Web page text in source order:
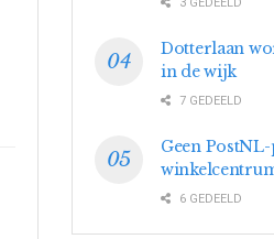
Dotterlaan
in de wijk
7 GEDEELD
Geen
6 GEDEELD